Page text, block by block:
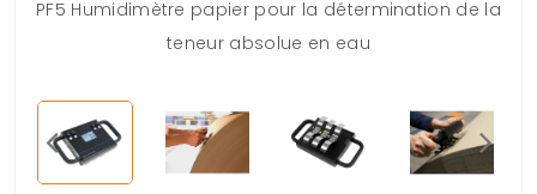
PF5 Humidimètre papier pour la détermination de la
teneur absolue en eau